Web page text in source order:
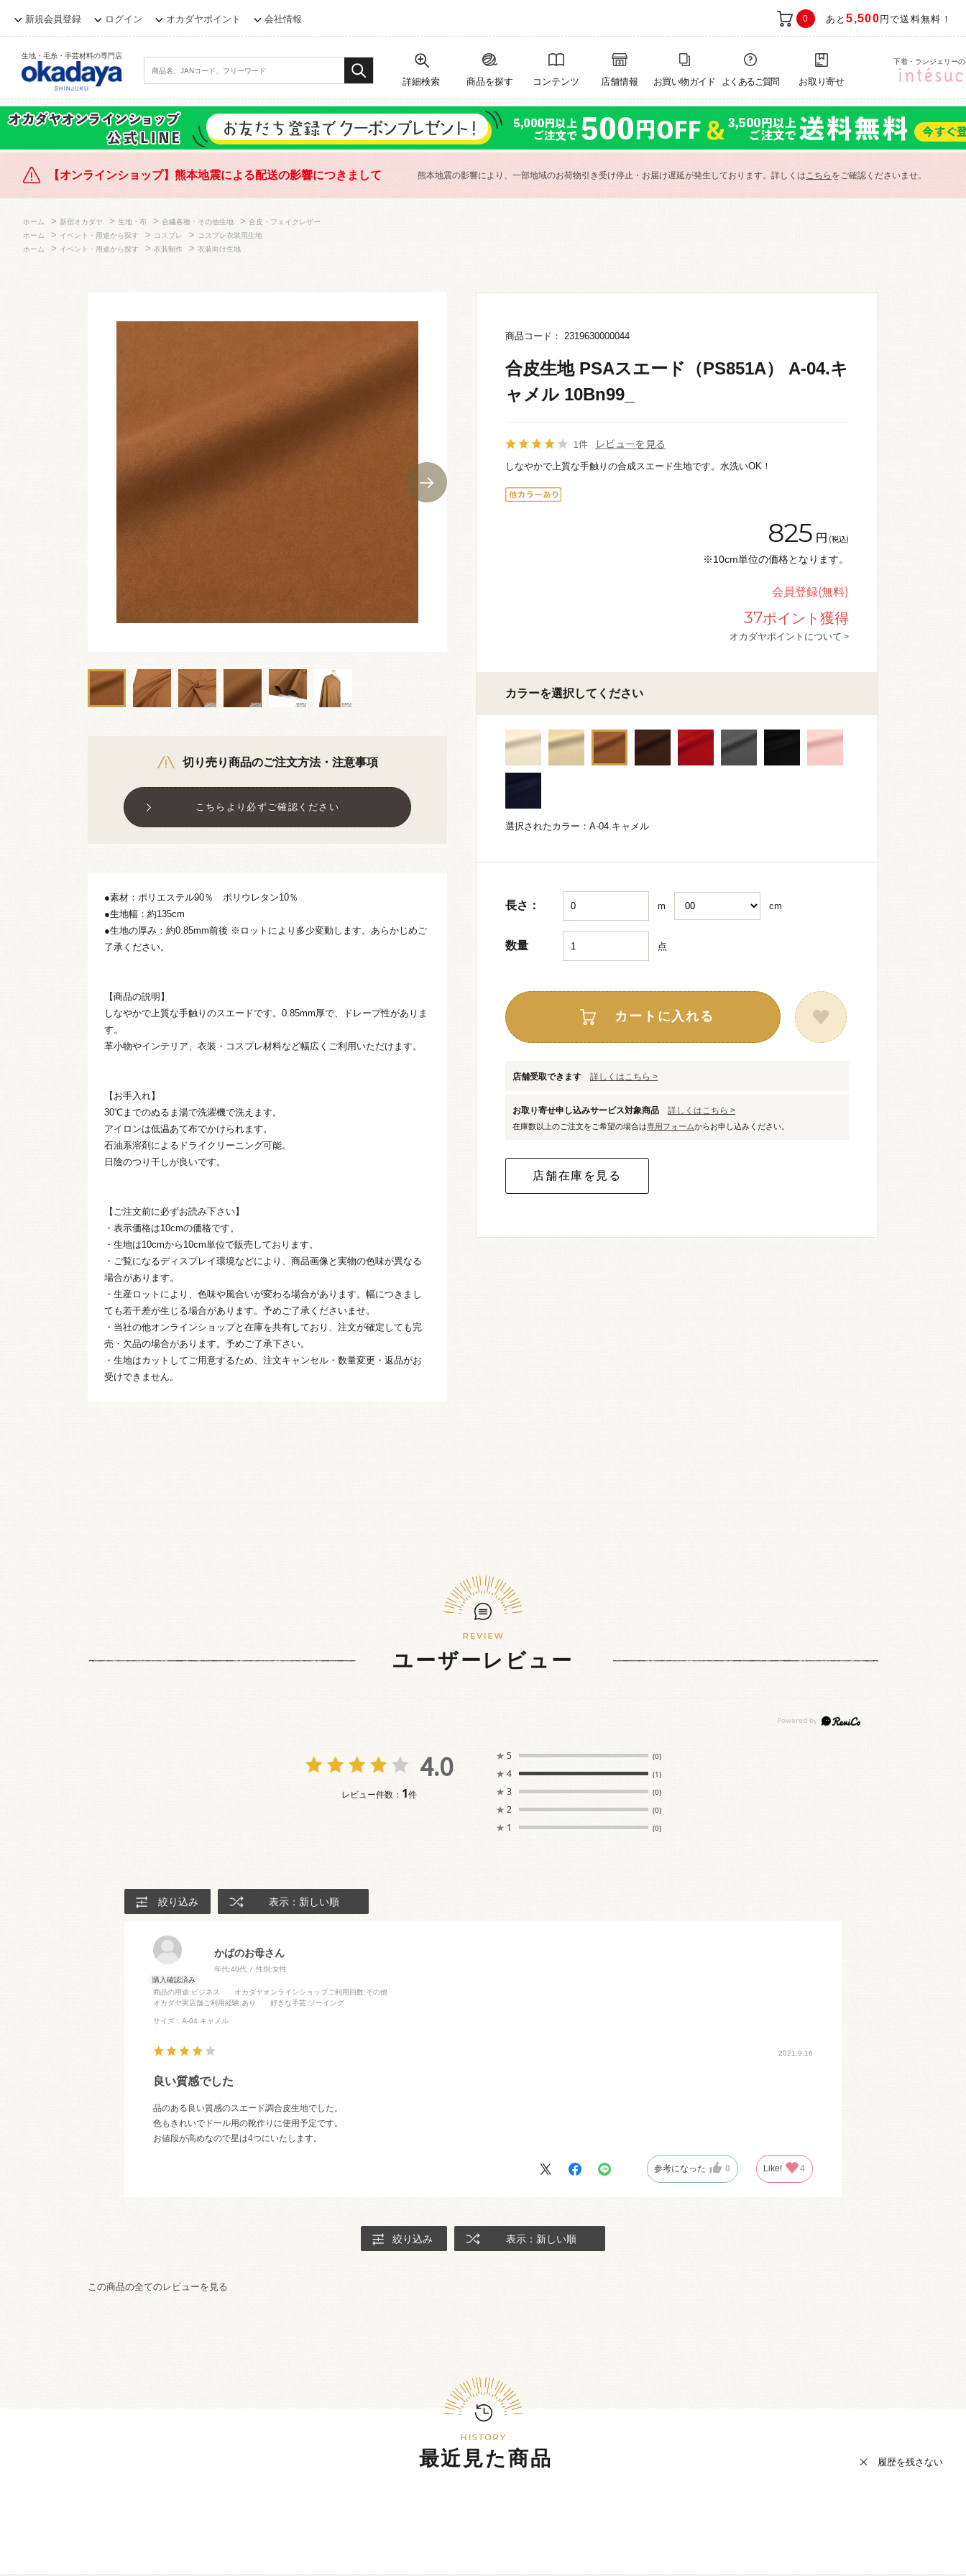
新規会員登録 ログイン オカダヤポイント 会社情報 0 あと5,500 円で送料無料！
生地・毛糸・手芸材料の専門店
詳細検索 商品を探す コンテンツ 店舗情報 お買い物ガイド よくあるご質問 お取り寄せ
下着・ランジェリー
【オンラインショップ】熊本地震による配送の影響につきまして 熊本地震の影響により、一部地域のお荷物引き受け停止・お届け遅延が発生しております。詳しくはこちら をご確認くださいませ。
ホーム > 新宿オカダヤ > 生地・布 > 合繊各種・その他生地 > 合皮・フェイクレザー
ホーム
> イベント・用途から探す > コスプレ >
コスプレ衣装用生地
ホーム
> イベント・用途から探す > 衣装制作 > 衣装向け生地
切り売り商品のご注文方法・注意事項
こちらより必ずご確認ください
●素材：ポリエステル90％ ポリウレタン10％
●生地幅：約135cm
●生地の厚み：約0.85mm前後 ※ロットにより多少変動します。あらかじめご
了承ください。
【商品の説明】
しなやかで上質な手触りのスエードです。0.85mm厚で、ドレープ性がありま
す。
革小物やインテリア、衣装・コスプレ材料など幅広くご利用いただけます。
【お手入れ】
30℃までのぬるま湯で洗濯機で洗えます。
アイロンは低温あて布でかけられます。
石油系溶剤によるドライクリーニング可能。
日陰のつり干しが良いです。
【ご注文前に必ずお読み下さい】
・表示価格は10cmの価格です。
・生地は10cmから10cm単位で販売しております。
・ご覧になるディスプレイ環境などにより、商品画像と実物の色味が異なる
場合があります。
・生産ロットにより、色味や風合いが変わる場合があります。幅につきまし
ても若干差が生じる場合があります。予めご了承くださいませ。
・当社の他オンラインショップと在庫を共有しており、注文が確定しても完
売・欠品の場合があります。予めご了承下さい。
・生地はカットしてご用意するため、注文キャンセル・数量変更・返品がお
受けできません。
商品コード： 2319630000044
合皮生地 PSAスエード（PS851A） A-04.キ
ャメル 10Bn99_
1件 レビューを見る
しなやかで上質な手触りの合成スエード生地です。水洗いOK！
825 円 (税込)
※10cm単位の価格となります。
会員登録(無料)
37ポイント獲得
オカダヤポイントについて >
カラーを選択してください
選択されたカラー：A-04.キャメル
長さ： m cm
数量 点
カートに入れる
店舗受取できます 詳しくはこちら >
お取り寄せ申し込みサービス対象商品 詳しくはこちら >
在庫数以上のご注文をご希望の場合は専用フォームからお申し込みください。
ユーザーレビュー
4.0
レビュー件数： 1件
★ 5 (0)
★ 4 (1)
★ 3 (0)
★ 2 (0)
★ 1 (0)
絞り込み 表示：新しい順
かばのお母さん
年代:40代 性別:女性
商品の用途:ビジネス オカダヤオンラインショップご利用回数:その他
オカダヤ実店舗ご利用経験:あり 好きな手芸:ソーイング
サイズ：A-04.キャメル
2021.9.16
良い質感でした
品のある良い質感のスエード調合皮生地でした。
色もきれいでドール用の靴作りに使用予定です。
お値段が高めなので星は4つにいたします。
参考になった 0 Like! 4
絞り込み 表示：新しい順
この商品の全てのレビューを見る
最近見た商品 履歴を残さない